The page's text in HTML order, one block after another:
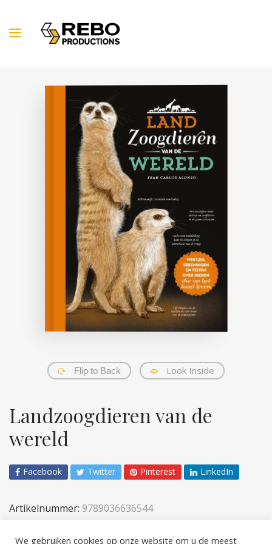
Flip to Back Look Inside
Landzoogdieren van de
wereld
Facebook Twitter Pinterest LinkedIn
Artikelnummer: 9789036636544
We gebruiken cookies op onze website om u de meest